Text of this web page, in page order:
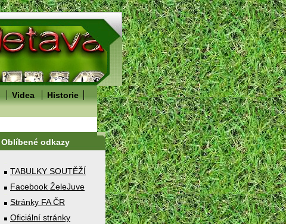
Videa
Historie
Oblíbené odkazy
TABULKY SOUTĚŽÍ
Facebook ŽeleJuve
Stránky FA ČR
Oficiální stránky